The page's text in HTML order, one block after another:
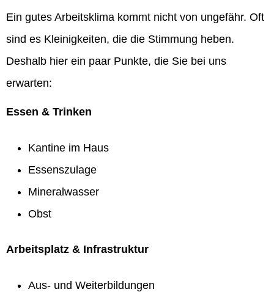
Ein gutes Arbeitsklima kommt nicht von ungefähr. Oft
sind es Kleinigkeiten, die die Stimmung heben.
Deshalb hier ein paar Punkte, die Sie bei uns
erwarten:
Essen & Trinken
Kantine im Haus
Essenszulage
Mineralwasser
Obst
Arbeitsplatz & Infrastruktur
Aus- und Weiterbildungen